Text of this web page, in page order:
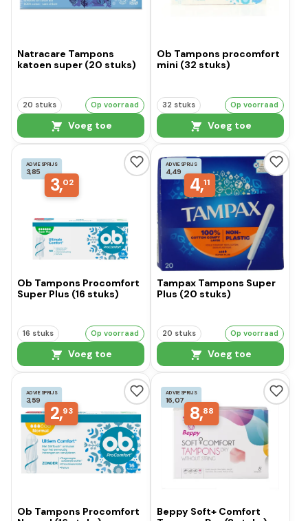
Natracare Tampons
katoen super (20 stuks)
20 stuks Op voorraad
Voeg toe
Ob Tampons procomfort
mini (32 stuks)
32 stuks Op voorraad
Voeg toe
ADVIESPRIJS
3,85
3,02
Ob Tampons Procomfort
Super Plus (16 stuks)
16 stuks Op voorraad
Voeg toe
ADVIESPRIJS
4,49
4,11
Tampax Tampons Super
Plus (20 stuks)
20 stuks Op voorraad
Voeg toe
ADVIESPRIJS
3,59
2,93
Ob Tampons Procomfort
ADVIESPRIJS
16,07
8,88
Beppy Soft+ Comfort